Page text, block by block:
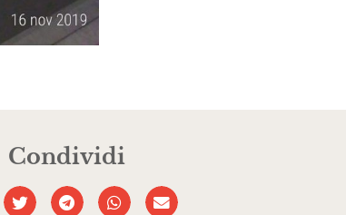
Condividi